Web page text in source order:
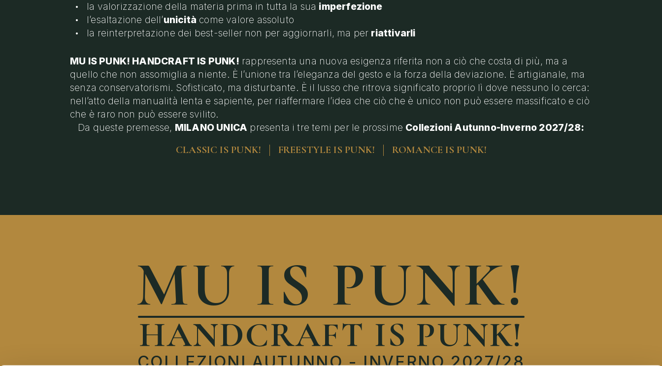
la valorizzazione della materia prima in tutta la sua imperfezione
l’esaltazione dell’unicità come valore assoluto
la reinterpretazione dei best-seller non per aggiornarli, ma per riattivarli
MU IS PUNK! HANDCRAFT IS PUNK! rappresenta una nuova esigenza riferita non a ciò che costa di più, ma a
quello che non assomiglia a niente. È l’unione tra l’eleganza del gesto e la forza della deviazione. È artigianale, ma
senza conservatorismi. Sofisticato, ma disturbante. È il lusso che ritrova significato proprio lì dove nessuno lo cerca:
nell’atto della manualità lenta e sapiente, per riaffermare l’idea che ciò che è unico non può essere massificato e ciò
che è raro non può essere svilito.
Da queste premesse, MILANO UNICA presenta i tre temi per le prossime Collezioni Autunno-Inverno 2027/28:
CLASSIC IS PUNK! FREESTYLE IS PUNK! ROMANCE IS PUNK!
MU IS PUNK!
HANDCRAFT IS PUNK!
COLLEZIONI AUTUNNO - INVERNO 2027/28